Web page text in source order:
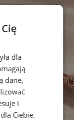
dla
dane,
i
Ciebie.